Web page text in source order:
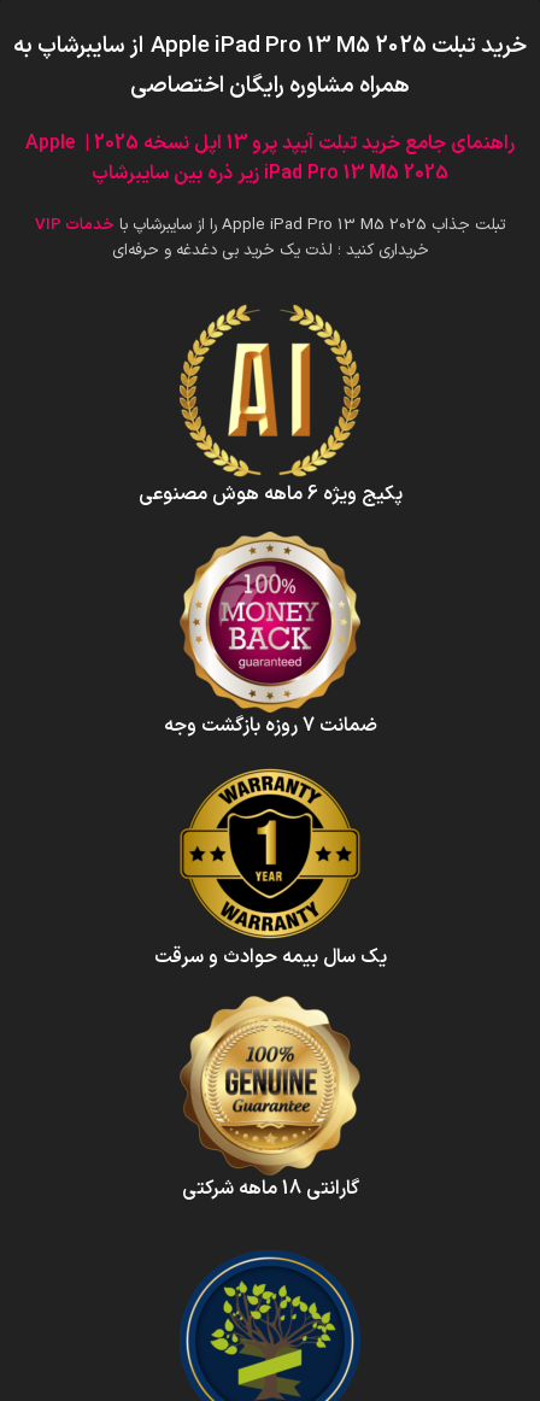
خرید تبلت Apple iPad Pro 13 M5 2025
از سایبرشاپ به
همراه مشاوره رایگان اختصاصی
راهنمای جامع خرید تبلت آیپد پرو 13 اپل نسخه 2025 | Apple
iPad Pro 13 M5 2025 زیر ذره بین سایبرشاپ
تبلت جذاب Apple iPad Pro 13 M5 2025 را از سایبرشاپ با
خدمات VIP
خریداری کنید ؛ لذت یک خرید بی دغدغه و حرفه‌ای
پکیج ویژه 6 ماهه هوش‌ مصنوعی‌
ضمانت 7 روزه بازگشت وجه
یک سال بیمه حوادث و سرقت
گارانتی 18 ماهه شرکتی